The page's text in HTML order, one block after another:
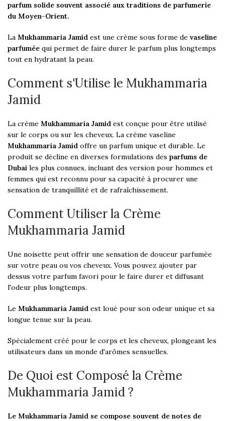
parfum solide souvent associé aux traditions de parfumerie
du Moyen-Orient.
La Mukhammaria Jamid est une crème sous forme de vaseline
parfumée qui permet de faire durer le parfum plus longtemps
tout en hydratant la peau.
Comment s'Utilise le Mukhammaria
Jamid
La crème Mukhammaria Jamid est conçue pour être utilisé
sur le corps ou sur les cheveux. La crème vaseline
Mukhammaria Jamid offre un parfum unique et durable. Le
produit se décline en diverses formulations des parfums de
Dubai les plus connues, incluant des version pour hommes et
femmes qui est reconnu pour sa capacité à procurer une
sensation de tranquillité et de rafraîchissement.
Comment Utiliser la Crème
Mukhammaria Jamid
Une noisette peut offrir une sensation de douceur parfumée
sur votre peau ou vos cheveux. Vous pouvez ajouter par
dessus votre parfum favori pour le faire durer et diffusant
l'odeur plus longtemps.
Le Mukhammaria Jamid est loué pour son odeur unique et sa
longue tenue sur la peau.
Spécialement créé pour le corps et les cheveux, plongeant les
utilisateurs dans un monde d'arômes sensuelles.
De Quoi est Composé la Crème
Mukhammaria Jamid ?
Le Mukhammaria Jamid se compose souvent de notes de